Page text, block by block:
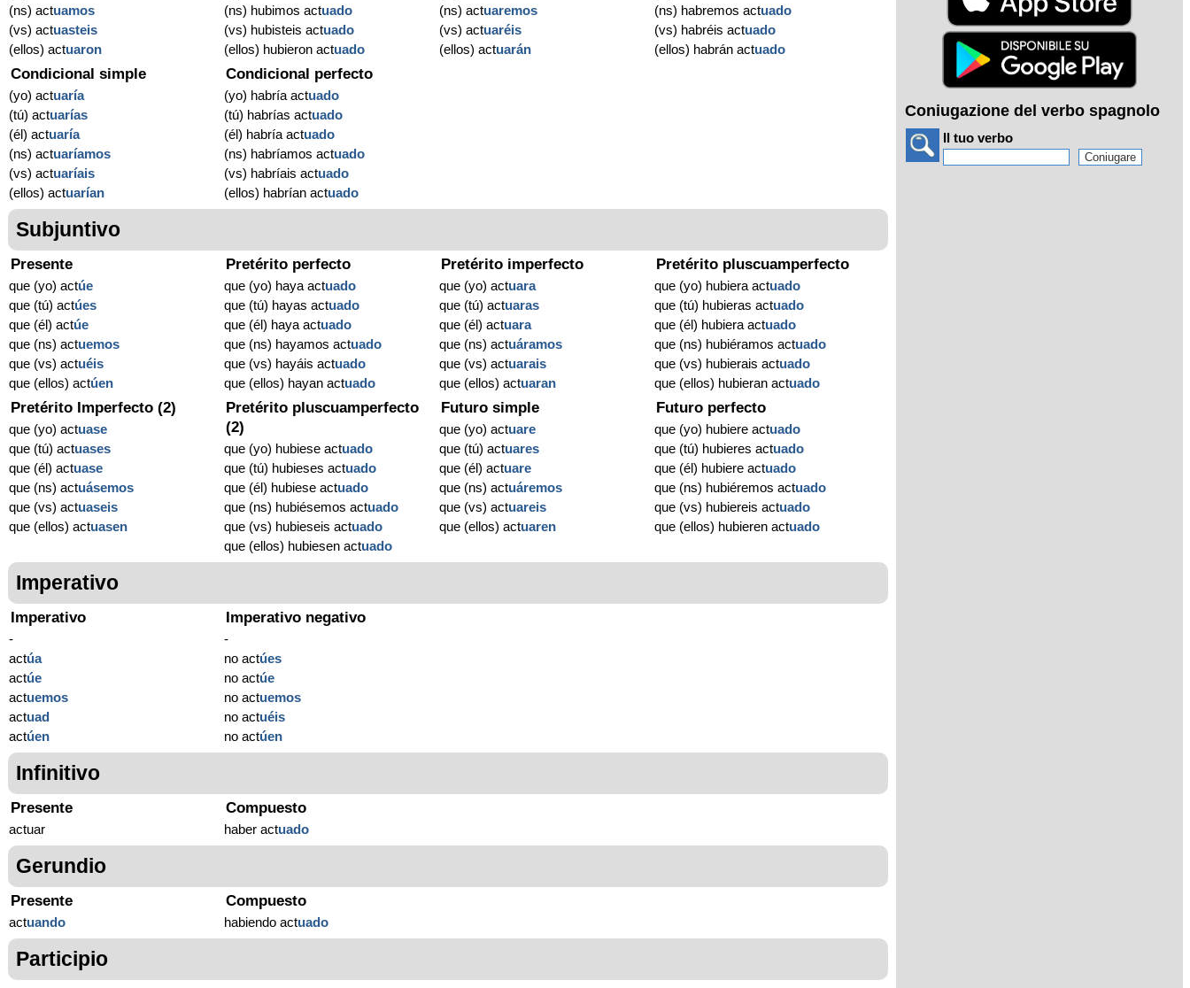
(ns) actuamos
(vs) actuasteis
(ellos) actuaron
(ns) hubimos actuado
(vs) hubisteis actuado
(ellos) hubieron actuado
(ns) actuaremos
(vs) actuaréis
(ellos) actuarán
(ns) habremos actuado
(vs) habréis actuado
(ellos) habrán actuado
Condicional simple
(yo) actuaría
(tú) actuarías
(él) actuaría
(ns) actuaríamos
(vs) actuaríais
(ellos) actuarían
Condicional perfecto
(yo) habría actuado
(tú) habrías actuado
(él) habría actuado
(ns) habríamos actuado
(vs) habríais actuado
(ellos) habrían actuado
Subjuntivo
Presente
que (yo) actúe
que (tú) actúes
que (él) actúe
que (ns) actuemos
que (vs) actuéis
que (ellos) actúen
Pretérito perfecto
que (yo) haya actuado
que (tú) hayas actuado
que (él) haya actuado
que (ns) hayamos actuado
que (vs) hayáis actuado
que (ellos) hayan actuado
Pretérito imperfecto
que (yo) actuara
que (tú) actuaras
que (él) actuara
que (ns) actuáramos
que (vs) actuarais
que (ellos) actuaran
Pretérito pluscuamperfecto
que (yo) hubiera actuado
que (tú) hubieras actuado
que (él) hubiera actuado
que (ns) hubiéramos actuado
que (vs) hubierais actuado
que (ellos) hubieran actuado
Pretérito Imperfecto (2)
que (yo) actuase
que (tú) actuases
que (él) actuase
que (ns) actuásemos
que (vs) actuaseis
que (ellos) actuasen
Pretérito pluscuamperfecto
(2)
que (yo) hubiese actuado
que (tú) hubieses actuado
que (él) hubiese actuado
que (ns) hubiésemos actuado
que (vs) hubieseis actuado
que (ellos) hubiesen actuado
Futuro simple
que (yo) actuare
que (tú) actuares
que (él) actuare
que (ns) actuáremos
que (vs) actuareis
que (ellos) actuaren
Futuro perfecto
que (yo) hubiere actuado
que (tú) hubieres actuado
que (él) hubiere actuado
que (ns) hubiéremos actuado
que (vs) hubiereis actuado
que (ellos) hubieren actuado
Imperativo
Imperativo
-
actúa
actúe
actuemos
actuad
actúen
Imperativo negativo
-
no actúes
no actúe
no actuemos
no actuéis
no actúen
Infinitivo
Presente
actuar
Compuesto
haber actuado
Gerundio
Presente
actuando
Compuesto
habiendo actuado
Participio
Coniugazione del verbo spagnolo
Il tuo verbo